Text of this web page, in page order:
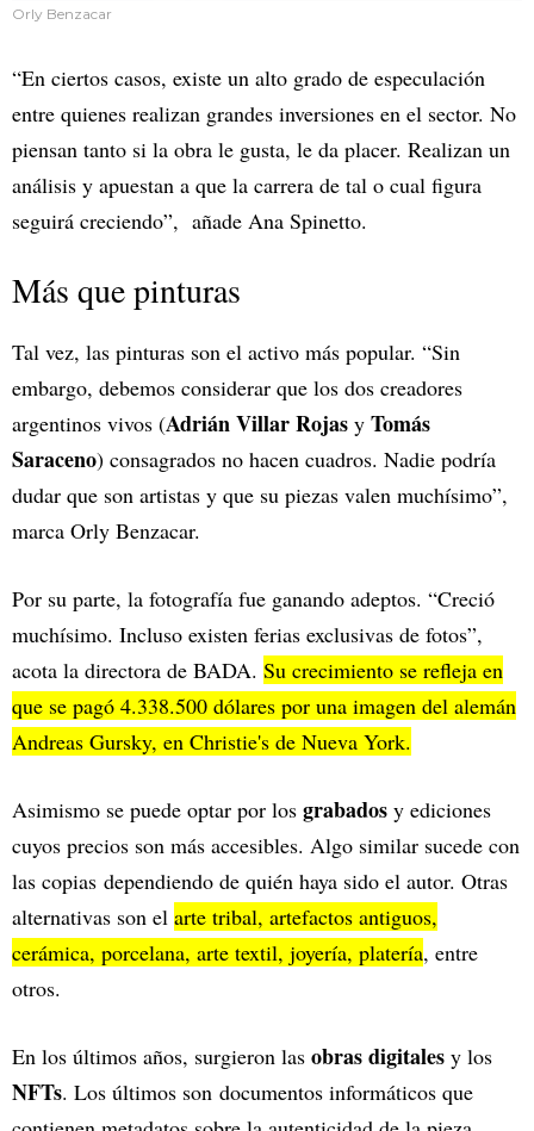
Orly Benzacar
“En ciertos casos, existe un alto grado de especulación
entre quienes realizan grandes inversiones en el sector. No
piensan tanto si la obra le gusta, le da placer. Realizan un
análisis y apuestan a que la carrera de tal o cual figura
seguirá creciendo”, añade Ana Spinetto.
Más que pinturas
Tal vez, las pinturas son el activo más popular. “Sin
embargo, debemos considerar que los dos creadores
argentinos vivos (Adrián Villar Rojas y Tomás
Saraceno) consagrados no hacen cuadros. Nadie podría
dudar que son artistas y que su piezas valen muchísimo”,
marca Orly Benzacar.
Por su parte, la fotografía fue ganando adeptos. “Creció
muchísimo. Incluso existen ferias exclusivas de fotos”,
acota la directora de BADA. Su crecimiento se refleja en
que se pagó 4.338.500 dólares por una imagen del alemán
Andreas Gursky, en Christie's de Nueva York.
Asimismo se puede optar por los grabados y ediciones
cuyos precios son más accesibles. Algo similar sucede con
las copias dependiendo de quién haya sido el autor. Otras
alternativas son el arte tribal, artefactos antiguos,
cerámica, porcelana, arte textil, joyería, platería, entre
otros.
En los últimos años, surgieron las obras digitales y los
NFTs. Los últimos son documentos informáticos que